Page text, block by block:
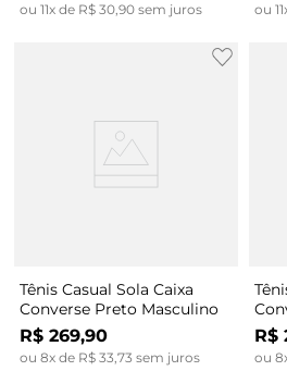
ou 11x de R$ 30,90sem juros ou 11
Tênis Casual Sola Caixa
Converse Preto Masculino
R$ 269,90
ou 8x de R$ 33,73 sem juros
R$
ou 8